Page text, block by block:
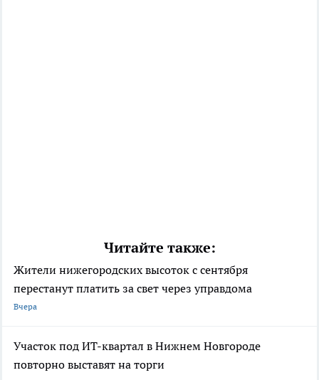
Читайте также:
Жители нижегородских высоток с сентября
перестанут платить за свет через управдома
Вчера
Участок под ИТ-квартал в Нижнем Новгороде
повторно выставят на торги